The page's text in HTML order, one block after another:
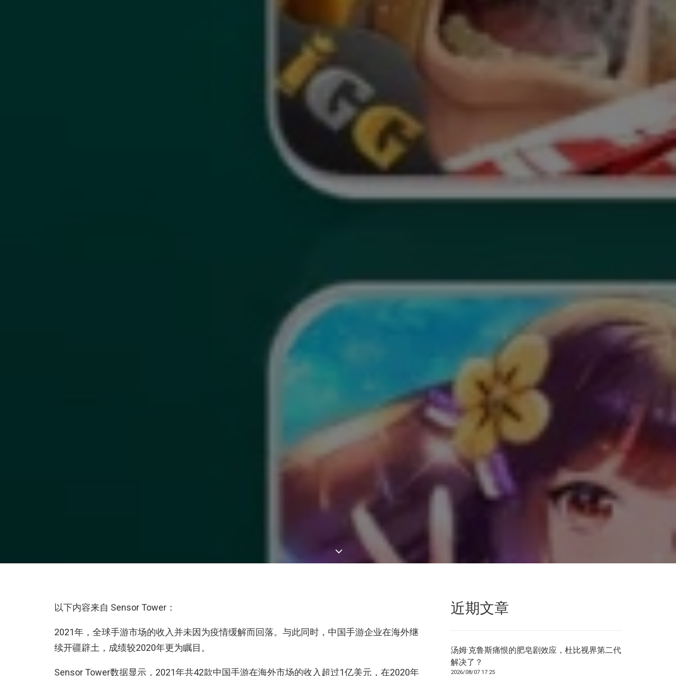
以下内容来自 Sensor Tower：
2021年，全球手游市场的收入并未因为疫情缓解而回落。与此同时，中国手游企业在海外继
续开疆辟土，成绩较2020年更为瞩目。
Sensor Tower数据显示，2021年共42款中国手游在海外市场的收入超过1亿美元，在2020年
近期文章
汤姆·克鲁斯痛恨的肥皂剧效应，杜比视界第二代
解决了？
2026/08/07 17:25